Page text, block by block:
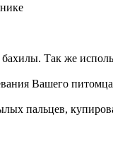
Так же
Вашего питомца
пальцев,